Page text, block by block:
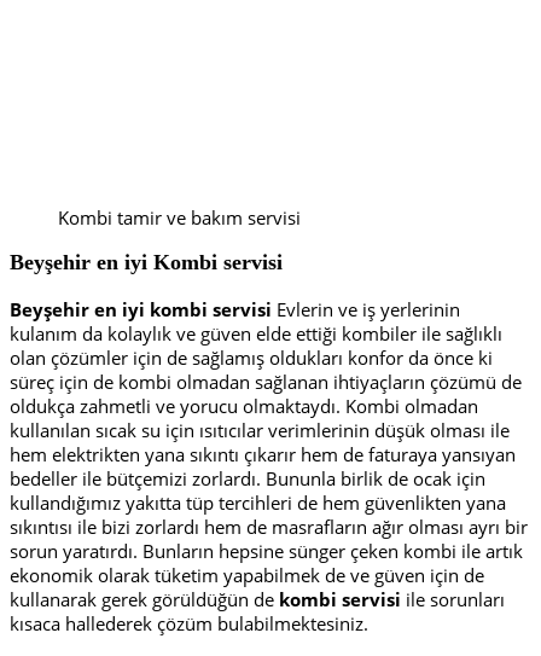
Kombi tamir ve bakım servisi
Beyşehir en iyi Kombi servisi
Beyşehir en iyi kombi servisi Evlerin ve iş yerlerinin
kulanım da kolaylık ve güven elde ettiği kombiler ile sağlıklı
olan çözümler için de sağlamış oldukları konfor da önce ki
süreç için de kombi olmadan sağlanan ihtiyaçların çözümü de
oldukça zahmetli ve yorucu olmaktaydı. Kombi olmadan
kullanılan sıcak su için ısıtıcılar verimlerinin düşük olması ile
hem elektrikten yana sıkıntı çıkarır hem de faturaya yansıyan
bedeller ile bütçemizi zorlardı. Bununla birlik de ocak için
kullandığımız yakıtta tüp tercihleri de hem güvenlikten yana
sıkıntısı ile bizi zorlardı hem de masrafların ağır olması ayrı bir
sorun yaratırdı. Bunların hepsine sünger çeken kombi ile artık
ekonomik olarak tüketim yapabilmek de ve güven için de
kullanarak gerek görüldüğün de kombi servisi ile sorunları
kısaca hallederek çözüm bulabilmektesiniz.